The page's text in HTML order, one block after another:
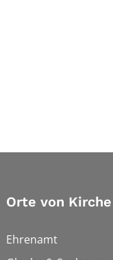
Orte von Kirche
Ehrenamt